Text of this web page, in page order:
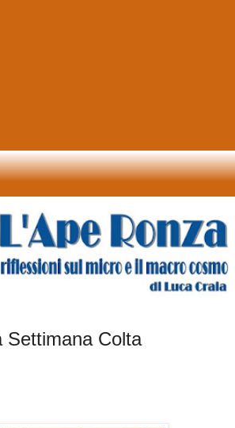
Settimana Colta